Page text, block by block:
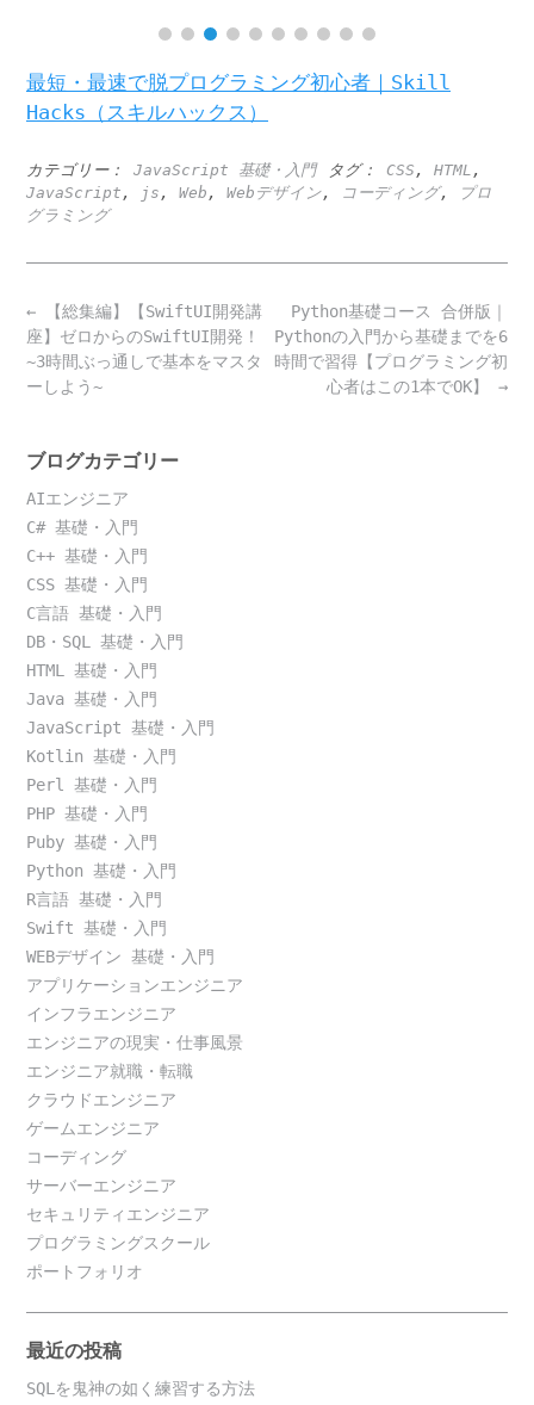
最短・最速で脱プログラミング初心者｜Skill
Hacks（スキルハックス）
カテゴリー： JavaScript 基礎・入門 タグ： CSS , HTML ,
JavaScript , js , Web , Webデザイン, コーディング,
プロ
グラミング
Post
navigation
Python基礎コース 合併版｜
Pythonの入門から基礎までを6
時間で習得【プログラミング初
心者はこの1本でOK】 →
← 【総集編】【SwiftUI開発講
座】ゼロからのSwiftUI開発！
~3時間ぶっ通しで基本をマスタ
ーしよう~
ブログカテゴリー
AIエンジニア
C# 基礎・入門
C++ 基礎・入門
CSS 基礎・入門
C言語 基礎・入門
DB・SQL 基礎・入門
HTML 基礎・入門
Java 基礎・入門
JavaScript 基礎・入門
Kotlin 基礎・入門
Perl 基礎・入門
PHP 基礎・入門
Puby 基礎・入門
Python 基礎・入門
R言語 基礎・入門
Swift 基礎・入門
WEBデザイン 基礎・入門
アプリケーションエンジニア
インフラエンジニア
エンジニアの現実・仕事風景
エンジニア就職・転職
クラウドエンジニア
ゲームエンジニア
コーディング
サーバーエンジニア
セキュリティエンジニア
プログラミングスクール
ポートフォリオ
最近の投稿
SQLを鬼神の如く練習する方法